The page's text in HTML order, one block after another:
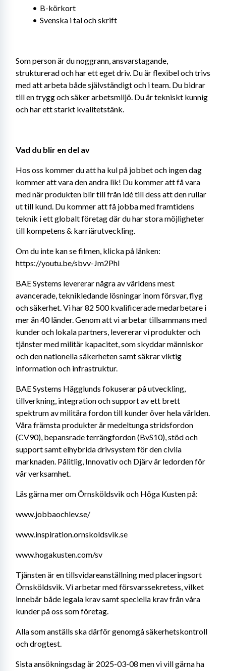
B-körkort
Svenska i tal och skrift
Som person är du noggrann, ansvarstagande,
strukturerad och har ett eget driv. Du är flexibel och trivs
med att arbeta både självständigt och i team. Du bidrar
till en trygg och säker arbetsmiljö. Du är tekniskt kunnig
och har ett starkt kvalitetstänk.
Vad du blir en del av
Hos oss kommer du att ha kul på jobbet och ingen dag
kommer att vara den andra lik! Du kommer att få vara
med när produkten blir till från idé till dess att den rullar
ut till kund. Du kommer att få jobba med framtidens
teknik i ett globalt företag där du har stora möjligheter
till kompetens & karriärutveckling.
Om du inte kan se filmen, klicka på länken:
https://youtu.be/sbvv-Jm2PhI
BAE Systems levererar några av världens mest
avancerade, teknikledande lösningar inom försvar, flyg
och säkerhet. Vi har 82 500 kvalificerade medarbetare i
mer än 40 länder. Genom att vi arbetar tillsammans med
kunder och lokala partners, levererar vi produkter och
tjänster med militär kapacitet, som skyddar människor
och den nationella säkerheten samt säkrar viktig
information och infrastruktur.
BAE Systems Hägglunds fokuserar på utveckling,
tillverkning, integration och support av ett brett
spektrum av militära fordon till kunder över hela världen.
Våra främsta produkter är medeltunga stridsfordon
(CV90), bepansrade terrängfordon (BvS10), stöd och
support samt elhybrida drivsystem för den civila
marknaden. Pålitlig, Innovativ och Djärv är ledorden för
vår verksamhet.
Läs gärna mer om Örnsköldsvik och Höga Kusten på:
www.jobbaochlev.se/
www.inspiration.ornskoldsvik.se
www.hogakusten.com/sv
Tjänsten är en tillsvidareanställning med placeringsort
Örnsköldsvik. Vi arbetar med försvarssekretess, vilket
innebär både legala krav samt speciella krav från våra
kunder på oss som företag.
Alla som anställs ska därför genomgå säkerhetskontroll
och drogtest.
Sista ansökningsdag är 2025-03-08 men vi vill gärna ha